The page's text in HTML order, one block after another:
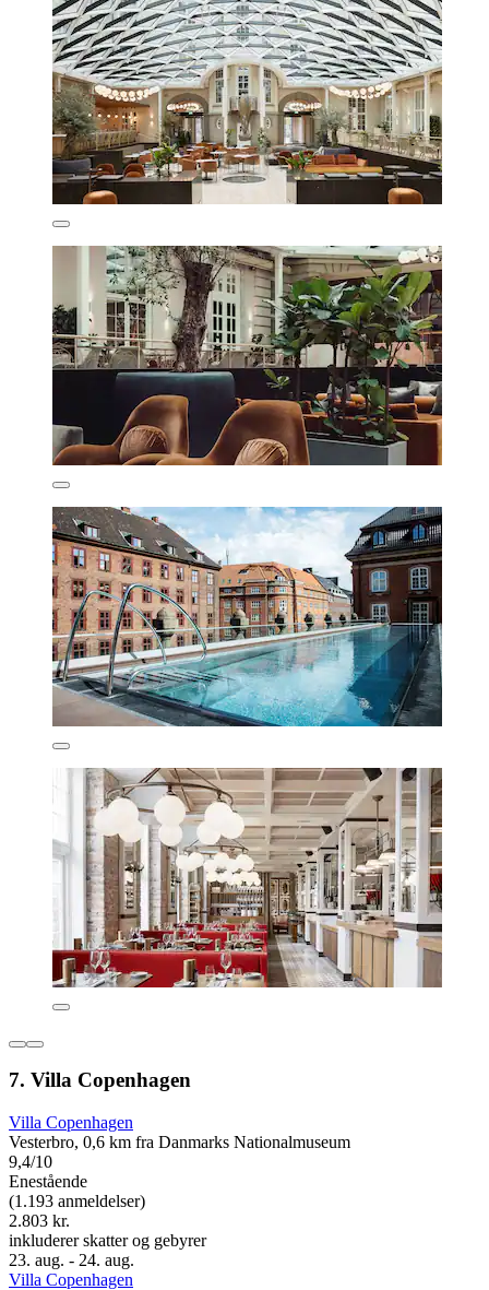
7. Villa Copenhagen
Villa Copenhagen
Vesterbro, 0,6 km fra Danmarks Nationalmuseum
9,4/10
Enestående
(1.193 anmeldelser)
2.803 kr.
inkluderer skatter og gebyrer
23. aug. - 24. aug.
Villa Copenhagen